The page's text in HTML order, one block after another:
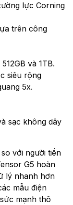
lực Corning
trên công
và 1TB.
siêu rộng
5x.
sạc không dây
với người tiền
G5 hoàn
lý nhanh hơn
mẫu điện
mạnh thô